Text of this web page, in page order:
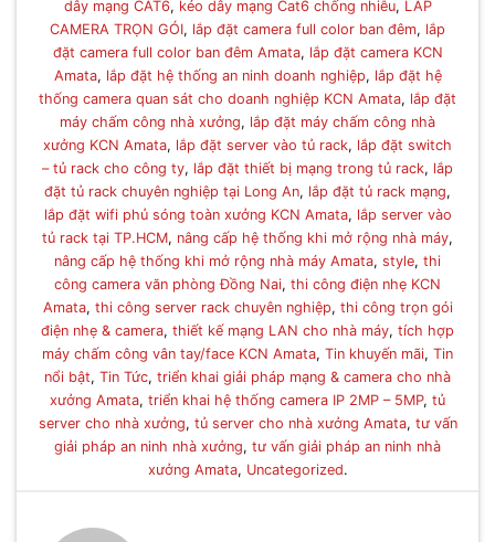
dây mạng CAT6, kéo dây mạng Cat6 chống nhiễu, LẮP
CAMERA TRỌN GÓI, lắp đặt camera full color ban đêm, lắp
đặt camera full color ban đêm Amata, lắp đặt camera KCN
Amata, lắp đặt hệ thống an ninh doanh nghiệp, lắp đặt hệ
thống camera quan sát cho doanh nghiệp KCN Amata, lắp đặt
máy chấm công nhà xưởng, lắp đặt máy chấm công nhà
xưởng KCN Amata, lắp đặt server vào tủ rack, lắp đặt switch
– tủ rack cho công ty, lắp đặt thiết bị mạng trong tủ rack, lắp
đặt tủ rack chuyên nghiệp tại Long An, lắp đặt tủ rack mạng,
lắp đặt wifi phủ sóng toàn xưởng KCN Amata, lắp server vào
tủ rack tại TP.HCM, nâng cấp hệ thống khi mở rộng nhà máy,
nâng cấp hệ thống khi mở rộng nhà máy Amata, style, thi
công camera văn phòng Đồng Nai, thi công điện nhẹ KCN
Amata, thi công server rack chuyên nghiệp, thi công trọn gói
điện nhẹ & camera, thiết kế mạng LAN cho nhà máy, tích hợp
máy chấm công vân tay/face KCN Amata, Tin khuyến mãi, Tin
nổi bật, Tin Tức, triển khai giải pháp mạng & camera cho nhà
xưởng Amata, triển khai hệ thống camera IP 2MP – 5MP, tủ
server cho nhà xưởng, tủ server cho nhà xưởng Amata, tư vấn
giải pháp an ninh nhà xưởng, tư vấn giải pháp an ninh nhà
xưởng Amata, Uncategorized.